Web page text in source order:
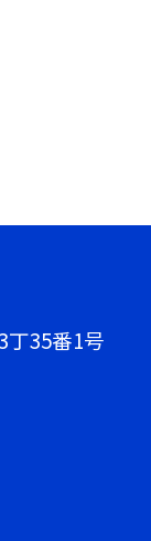
丁35番1号